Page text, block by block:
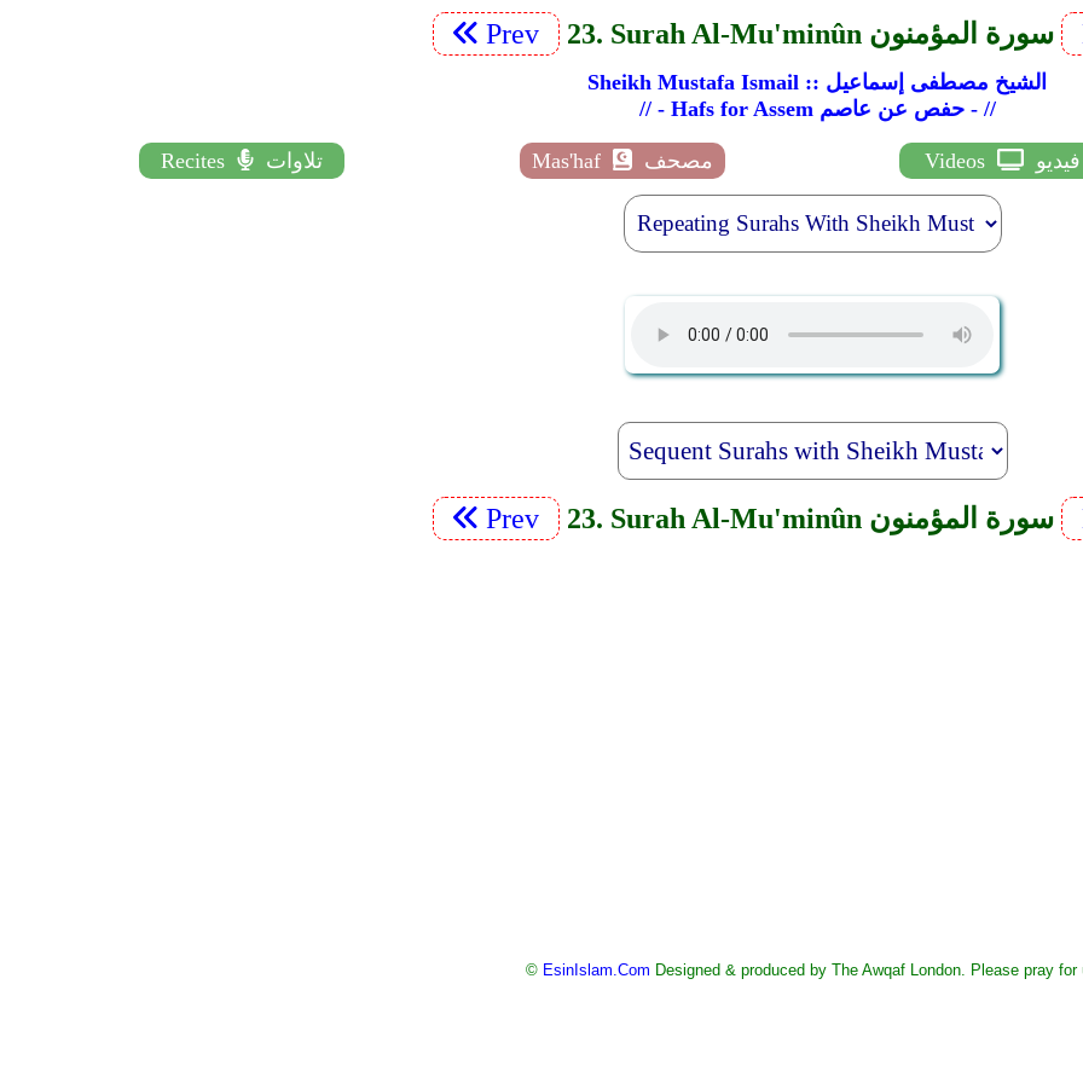
Prev 23. Surah Al-Mu'minûn سورة المؤمنون
Sheikh Mustafa Ismail :: الشيخ مصطفى إسماعيل
// - Hafs for Assem حفص عن عاصم - //
Recites تلاوات Mas'haf مصحف Videos فيديو
Prev 23. Surah Al-Mu'minûn سورة المؤمنون
© EsinIslam.Com Designed & produced by The Awqaf London. Please pray for